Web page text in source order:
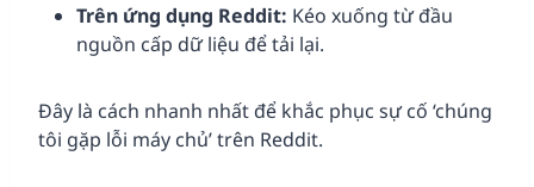
Trên ứng dụng Reddit: Kéo xuống từ đầu
nguồn cấp dữ liệu để tải lại.
Đây là cách nhanh nhất để khắc phục sự cố ‘chúng
tôi gặp lỗi máy chủ’ trên Reddit.